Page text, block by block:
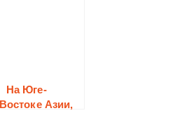
На Юге-
Востоке Азии,